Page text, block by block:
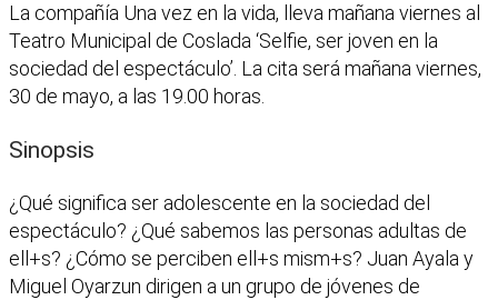
La compañía Una vez en la vida, lleva mañana viernes al
Teatro Municipal de Coslada ‘Selfie, ser joven en la
sociedad del espectáculo’. La cita será mañana viernes,
30 de mayo, a las 19.00 horas.
Sinopsis
¿Qué significa ser adolescente en la sociedad del
espectáculo? ¿Qué sabemos las personas adultas de
ell+s? ¿Cómo se perciben ell+s mism+s? Juan Ayala y
Miguel Oyarzun dirigen a un grupo de jóvenes de